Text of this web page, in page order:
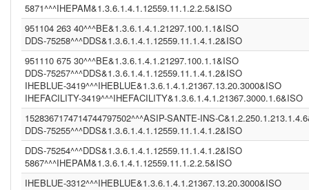
DDS (1.3.6.1.4.1.12559.11.1.4.1.2)
CGOT (1.2.40.0.10.1.6.1.1.1.001.1.1.3.1)
CGEU (1.3.6.1.4.1.21367.2011.2.5.5597)
COR (1.3.6.1.4.1.21367.13.20.242)
IPK2 (1.3.6.1.4.1.21367.2005.13.20.2000)
1.3.6.1.4.1.21367.2011.2.5.5394 (1.3.6.1.4.1.21367.2011.2.5.5659)
COROLAR (1.3.6.1.4.1.21367.13.20.242)
(2.16.840.1.113883.13.230)
DDS (1.3.6.1.4.1.12559.11.1.4.1.2)
DDS (1.3.6.1.4.1.12559.11.1.4.2.4)
IHEBLUE2 (1.3.6.1.4.1.21367.13.20.3001)
SER (1.3.6.1.4.1.21367.2011.2.5.5563)
INFNITTG (1.3.6.1.4.1.21367.2005.13.20.3000)
(1.3.6.1.4.1.21367.2011.2.5.5523)
(1.3.6.1.4.1.21367.13.20.1000)
5871^^^IHEPAM&1.3.6.1.4.1.12559.11.1.2.2.5&ISO
951104 263 40^^^BE&1.3.6.1.4.1.21297.100.1.1&ISO
DDS-75258^^^DDS&1.3.6.1.4.1.12559.11.1.4.1.2&ISO
951110 675 30^^^BE&1.3.6.1.4.1.21297.100.1.1&ISO
DDS-75257^^^DDS&1.3.6.1.4.1.12559.11.1.4.1.2&ISO
IHEBLUE-3419^^^IHEBLUE&1.3.6.1.4.1.21367.13.20.3000&ISO
IHEFACILITY-3419^^^IHEFACILITY&1.3.6.1.4.1.21367.3000.1.6&ISO
1528367174714744797502^^^ASIP-SANTE-INS-
DDS-75255^^^DDS&1.3.6.1.4.1.12559.11.1.4.1.2&ISO
DDS-75254^^^DDS&1.3.6.1.4.1.12559.11.1.4.1.2&ISO
5867^^^IHEPAM&1.3.6.1.4.1.12559.11.1.2.2.5&ISO
IHEBLUE-3312^^^IHEBLUE&1.3.6.1.4.1.21367.13.20.3000&ISO